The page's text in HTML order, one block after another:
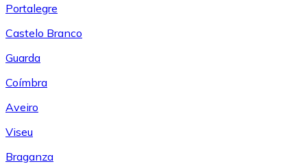
Portalegre
Castelo Branco
Guarda
Coímbra
Aveiro
Viseu
Braganza